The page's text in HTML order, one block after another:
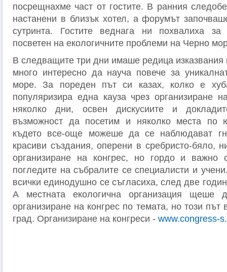
посрещнахме част от гостите. В ранния
настанени в близък хотел, а форумът
сутринта. Гостите веднага ни похвалиха за
посветен на екологичните проблеми на Черно
В следващите три дни имаше редица
много интересно да науча повече за
море. За пореден път си казах, колко е
популяризира една кауза чрез организиране
няколко дни, освен дискусиите и
възможност да посетим и няколко места по
където все-още можеше да се наблюдават
красиви създания, оперени в сребристо-бяло,
организиране на конгрес, но гордо и важно
погледите на събралите се специалисти и
всички единодушно се съгласиха, след две
А местната екологична организация
организиране на конгрес по темата, но този път
град. Организиране на конгреси - www.congress-